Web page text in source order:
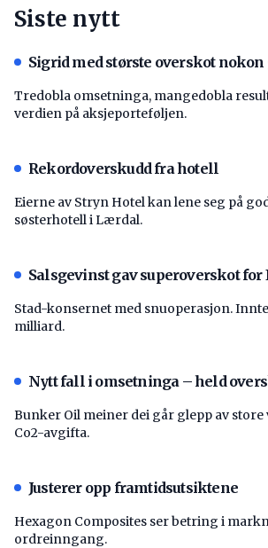
Siste nytt
Sigrid med største overskot nokon
Tredobla omsetninga, mangedobla
verdien på aksjeporteføljen.
Rekordoverskudd fra hotell
Eierne av Stryn Hotel kan lene seg på
søsterhotell i Lærdal.
Salsgevinst gav superoverskot for
Stad-konsernet med snuoperasjon.
milliard.
Nytt fall i omsetninga – held
Bunker Oil meiner dei går glepp av
Co2-avgifta.
Justerer opp framtidsutsiktene
Hexagon Composites ser betring i
ordreinngang.